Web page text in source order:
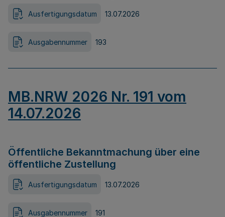
Ausfertigungsdatum 13.07.2026
Ausgabennummer 193
MB.NRW 2026 Nr. 191 vom
14.07.2026
Öffentliche Bekanntmachung über eine
öffentliche Zustellung
Ausfertigungsdatum 13.07.2026
Ausgabennummer 191